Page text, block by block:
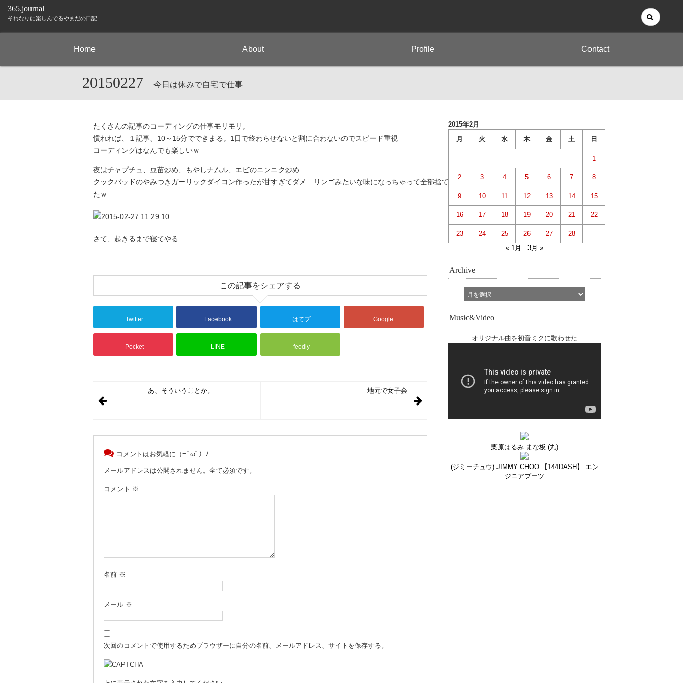
365.journal
それなりに楽しんでるやまだの日記
Home About Profile Contact
20150227 今日は休みで自宅で仕事
たくさんの記事のコーディングの仕事モリモリ。
慣れれば、１記事、10～15分でできまる。1日で終わらせないと割に合わないのでスピード重視
コーディングはなんでも楽しいｗ
夜はチャプチュ、豆苗炒め、もやしナムル、エビのニンニク炒め
クックパッドのやみつきガーリックダイコン作ったが甘すぎてダメ…リンゴみたいな味になっちゃって全部捨て
たｗ
さて、起きるまで寝てやる
この記事をシェアする
Twitter Facebook はてブ Google+
Pocket LINE feedly
あ、そういうことか。 地元で女子会
コメントはお気軽に（=ﾟωﾟ）ﾉ
メールアドレスは公開されません。全て必須です。
コメント ※
名前 ※
メール ※
次回のコメントで使用するためブラウザーに自分の名前、メールアドレス、サイトを保存する。
2015年2月
月
火 水 木 金 土 日
1
2 3 4 5 6 7 8
9 10 11 12 13 14 15
16 17 18 19 20 21 22
23 24 25 26 27
28
« 1月
3月 »
Archive
Music&Video
オリジナル曲を初音ミクに歌わせた
栗原はるみ まな板 (丸)
(ジミーチュウ) JIMMY CHOO 【144DASH】 エン
ジニアブーツ